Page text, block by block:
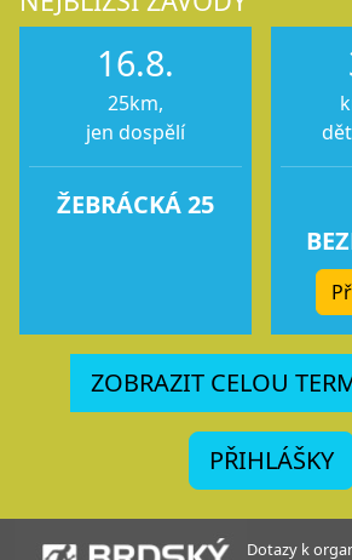
16.8.
25km,
jen dospělí
ŽEBRÁCKÁ 25
ZOBRAZIT CELOU
PŘIHLÁŠKY
Dotazy k